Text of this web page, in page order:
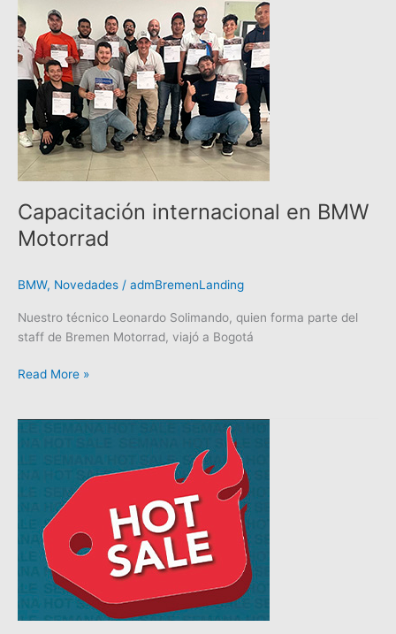
Capacitación internacional en BMW
Motorrad
BMW, Novedades / admBremenLanding
Nuestro técnico Leonardo Solimando, quien forma parte del
staff de Bremen Motorrad, viajó a Bogotá
internacional
en
BMW
Motorrad
Read More »
Hot
Bremen
Motors